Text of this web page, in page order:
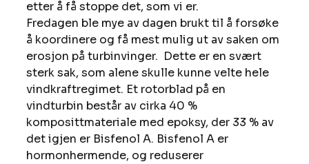
etter å få stoppe det, som vi er.
Fredagen ble mye av dagen brukt til å forsøke
å koordinere og få mest mulig ut av saken om
erosjon på turbinvinger.  Dette er en svært
sterk sak, som alene skulle kunne velte hele
vindkraftregimet. Et rotorblad på en
vindturbin består av cirka 40 %
komposittmateriale med epoksy, der 33 % av
det igjen er Bisfenol A. Bisfenol A er
hormonhermende, og reduserer